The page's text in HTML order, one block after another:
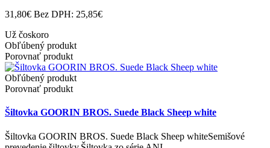
31,80€ Bez DPH: 25,85€
Už čoskoro
Obľúbený produkt
Porovnať produkt
Obľúbený produkt
Porovnať produkt
Šiltovka GOORIN BROS. Suede Black Sheep white
Šiltovka GOORIN BROS. Suede Black Sheep whiteSemišové